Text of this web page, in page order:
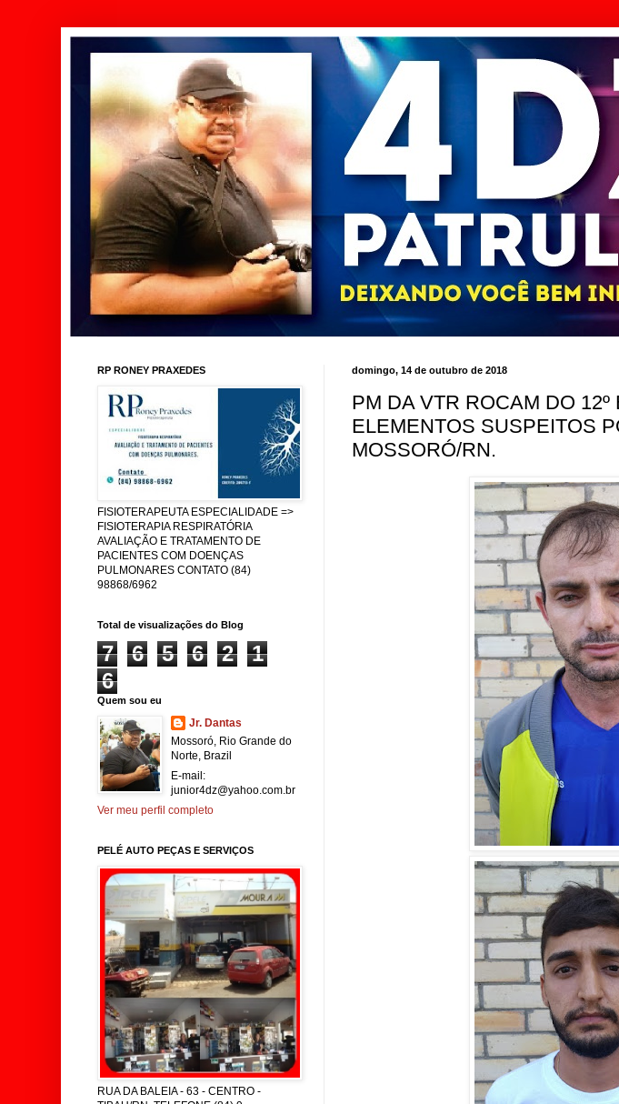
domingo, 14 de outubro de 2018
PM DA VTR ROCAM DO
ELEMENTOS SUSPEITOS
MOSSORÓ/RN.
RP RONEY PRAXEDES
FISIOTERAPEUTA ESPECIALIDADE =>
FISIOTERAPIA RESPIRATÓRIA
AVALIAÇÃO E TRATAMENTO DE
PACIENTES COM DOENÇAS
PULMONARES CONTATO (84)
98868/6962
Total de visualizações do Blog
7 6 5 6 2
1
6
Quem sou eu
Jr. Dantas
Mossoró, Rio Grande do
Norte, Brazil
E-mail:
junior4dz@yahoo.com.br
Ver meu perfil completo
PELÉ AUTO PEÇAS E SERVIÇOS
RUA DA BALEIA - 63 - CENTRO -